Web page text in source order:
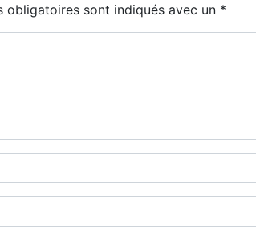
obligatoires sont indiqués avec un *